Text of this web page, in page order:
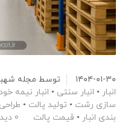
۱۴۰۴-۰۱-۳۰ توسط مجله
انبار • انبار سنتی • انبار نیمه
سازی رشت • تولید پالت •
بندی انبار • قیمت پالت 0 دیدگاه